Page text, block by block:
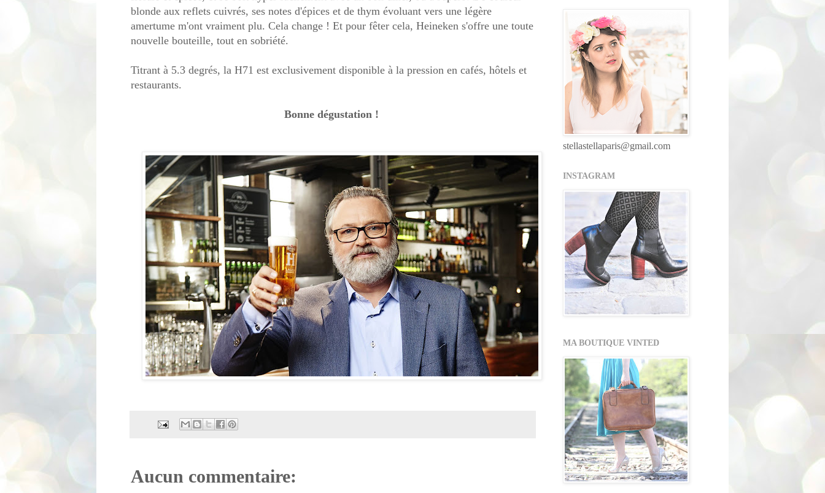
blonde aux reflets cuivrés, ses notes d'épices et de thym évoluant vers une légère
amertume m'ont vraiment plu. Cela change ! Et pour fêter cela, Heineken s'offre une toute
nouvelle bouteille, tout en sobriété.
Titrant à 5.3 degrés, la H71 est exclusivement disponible à la pression en cafés, hôtels et
restaurants.
Bonne dégustation !
Aucun commentaire:
stellastellaparis@gmail.com
INSTAGRAM
MA BOUTIQUE VINTED